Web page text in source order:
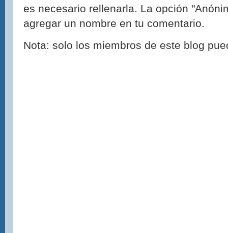
es necesario rellenarla. La opción
agregar un nombre en tu comentario.
Nota: solo los miembros de este blog